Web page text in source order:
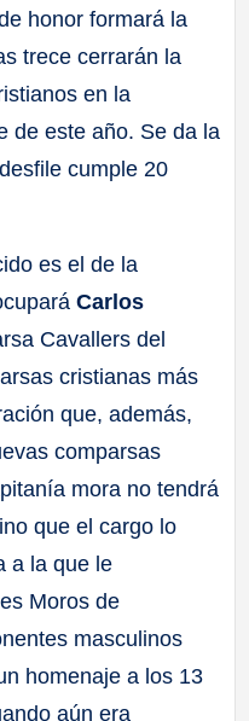
honor formará la
trece cerrarán la
en la
de este año. Se da la
cumple 20
es el de la
Carlos
Cavallers del
cristianas más
que, además,
comparsas
mora no tendrá
que el cargo lo
a la que le
Moros de
masculinos
homenaje a los 13
aún era